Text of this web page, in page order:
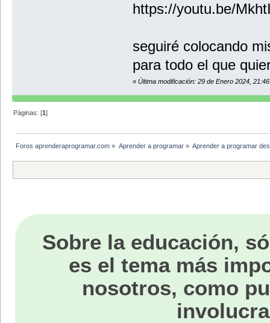
https://youtu.be/
seguiré colocando
para todo el que
« Última modificación: 29 de Enero 2024,
Páginas: [1]
Foros aprenderaprogramar.com » Aprender a programar» Aprender a programar
Sobre la educación,
es el tema más
nosotros, como